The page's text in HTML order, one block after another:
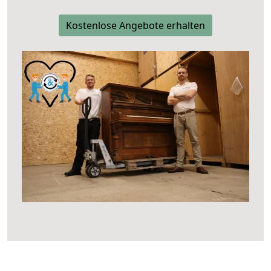
Kostenlose Angebote erhalten